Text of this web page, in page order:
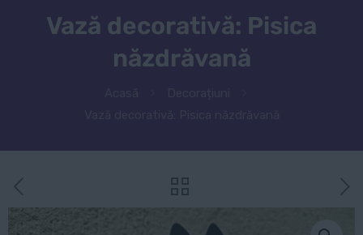
Vază decorativă: Pisica
năzdrăvană